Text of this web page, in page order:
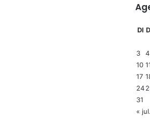
Dl
3
4
10
17
24
31
« jul.